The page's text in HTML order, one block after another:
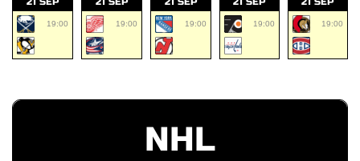
19:00 19:00 19:00 19:00 19:00
NHL